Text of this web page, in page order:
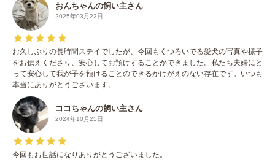
おんちゃんの飼い主さん
2025年03月22日
お久しぶりの長時間ステイでしたが、今回もくつろいでる愛犬の写真や様子
をお伝えくださり、安心してお預けすることができました。私たち夫婦にと
って安心して我が子を預けることのできるかけがえのない存在です。いつも
本当にありがとうございます。
ココちゃんの飼い主さん
2024年10月25日
今回もお世話になりありがとうございました。